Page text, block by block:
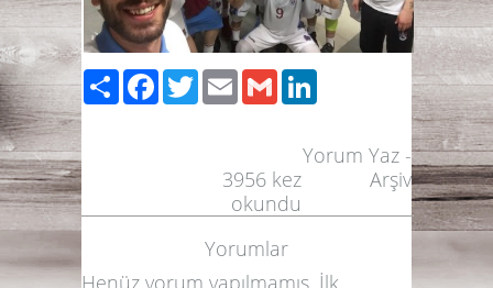
PaylaşFacebook
TwitterEmailGmail
Yorum Yaz -
Arşiv
3956 kez
okundu
Yorumlar
Henüz yorum yapılmamış. İlk